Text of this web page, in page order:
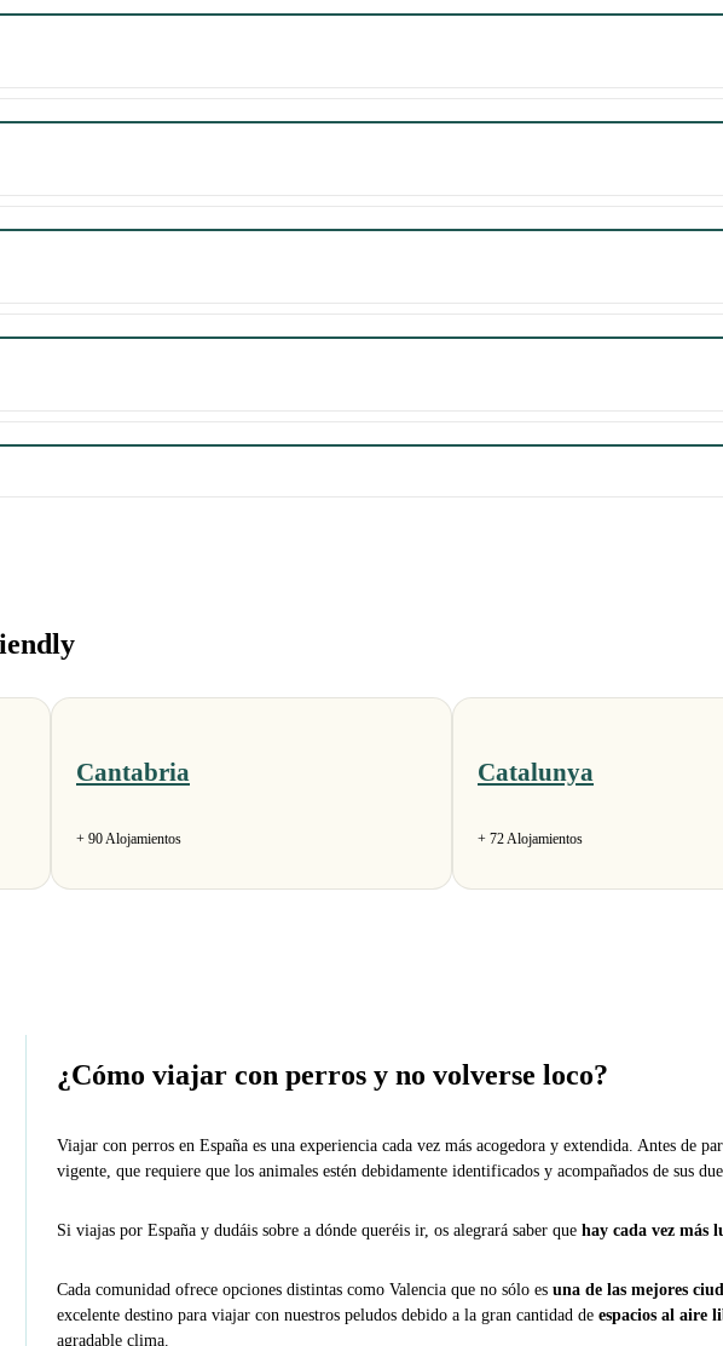
Cantabria
+ 90 Alojamientos
Catalunya
+ 72 Alojamientos
¿Cómo viajar con perros y no volverse loco?
Viajar con perros en España es una experiencia cada vez más acogedora y extendida. Antes de
vigente, que requiere que los animales estén debidamente identificados y acompañados de sus
Si viajas por España y dudáis sobre a dónde queréis ir, os alegrará saber que hay cada vez más
Cada comunidad ofrece opciones distintas como Valencia que no sólo es una de las mejores
excelente destino para viajar con nuestros peludos debido a la gran cantidad de espacios al aire
agradable clima.